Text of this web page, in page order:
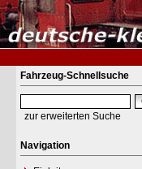
Fahrzeug-Schnellsuche
zur erweiterten Suche
Navigation